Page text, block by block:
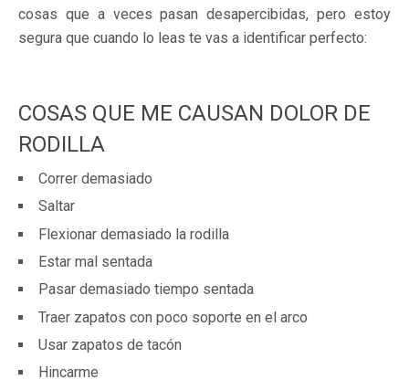
cosas que a veces pasan desapercibidas, pero estoy
segura que cuando lo leas te vas a identificar perfecto:
COSAS QUE ME CAUSAN DOLOR DE
RODILLA
Correr demasiado
Saltar
Flexionar demasiado la rodilla
Estar mal sentada
Pasar demasiado tiempo sentada
Traer zapatos con poco soporte en el arco
Usar zapatos de tacón
Hincarme